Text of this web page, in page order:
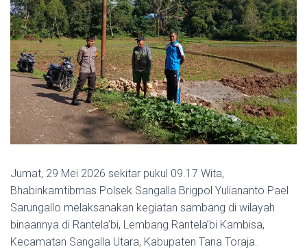
Jumat, 29 Mei 2026 sekitar pukul 09.17 Wita,
Bhabinkamtibmas Polsek Sangalla Brigpol Yuliananto Pael
Sarungallo melaksanakan kegiatan sambang di wilayah
binaannya di Rantela’bi, Lembang Rantela’bi Kambisa,
Kecamatan Sangalla Utara, Kabupaten Tana Toraja.